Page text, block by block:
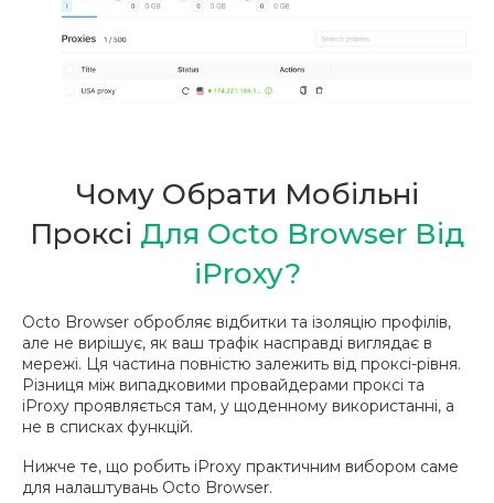
Чому Обрати Мобільні
Проксі Для Octo Browser Від
iProxy?
Octo Browser обробляє відбитки та ізоляцію профілів,
але не вирішує, як ваш трафік насправді виглядає в
мережі. Ця частина повністю залежить від проксі-рівня.
Різниця між випадковими провайдерами проксі та
iProxy проявляється там, у щоденному використанні, а
не в списках функцій.
Нижче те, що робить iProxy практичним вибором саме
для налаштувань Octo Browser.